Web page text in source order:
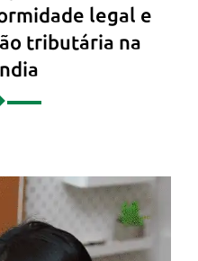
legal e
tributária na